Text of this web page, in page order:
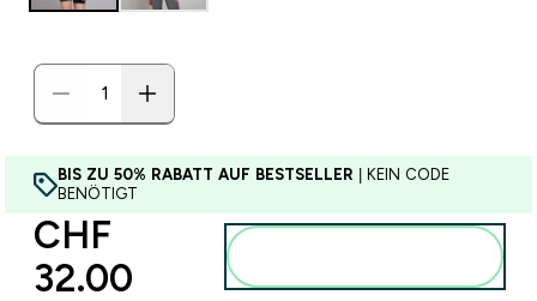
BIS ZU 50% RABATT AUF BESTSELLER | KEIN CODE
BENÖTIGT
CHF
32.00‎